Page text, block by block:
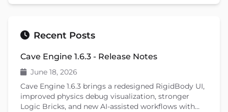
Recent Posts
Cave Engine 1.6.3 - Release Notes
June 18, 2026
Cave Engine 1.6.3 brings a redesigned RigidBody UI,
improved physics debug visualization, stronger
Logic Bricks, and new AI-assisted workflows with